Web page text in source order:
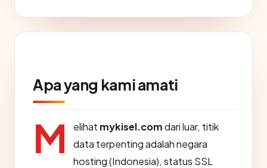
Apa yang kami amati
M elihat mykisel.comdari luar, titik
data terpenting adalah negara
hosting (Indonesia), status SSL